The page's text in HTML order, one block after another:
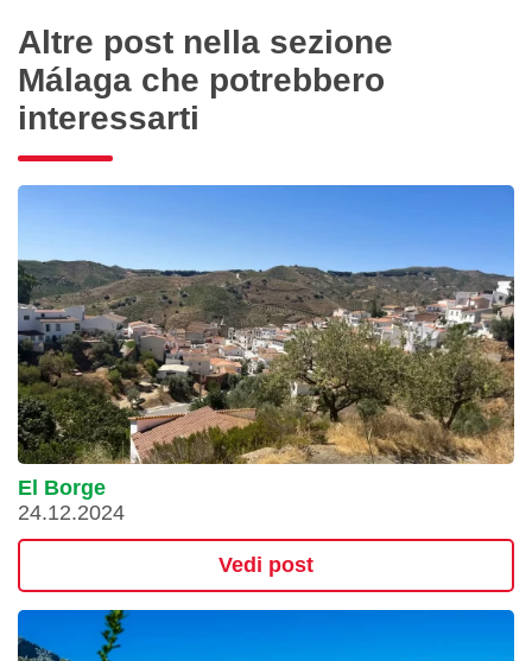
Altre post nella sezione
Málaga che potrebbero
interessarti
El Borge
24.12.2024
Vedi post